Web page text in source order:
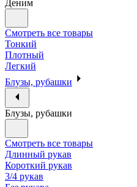
Деним
Смотреть все товары
Тонкий
Плотный
Легкий
Блузы, рубашки
Блузы, рубашки
Смотреть все товары
Длинный рукав
Короткий рукав
3/4 рукав